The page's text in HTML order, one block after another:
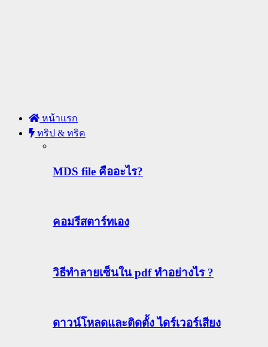
หน้าแรก
ทริป & ทริค
MDS file คืออะไร?
คอมรีสตาร์ทเอง
วิธีทําลายเซ็นใน pdf ทำอย่างไร ?
ดาวน์โหลดและติดตั้ง ไดร์เวอร์เสียง